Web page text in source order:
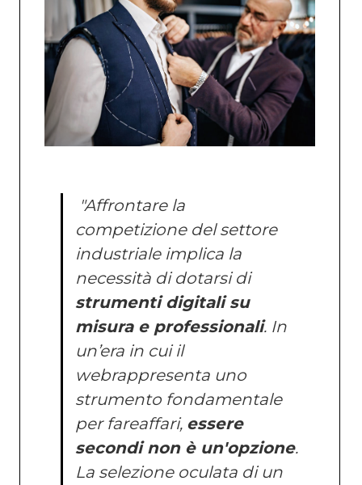
"Affrontare la
competizione del settore
industriale implica la
necessità di dotarsi di
strumenti digitali su
misura e professionali. In
un’era in cui il
webrappresenta uno
strumento fondamentale
per fareaffari, essere
secondi non è un'opzione.
La selezione oculata di un